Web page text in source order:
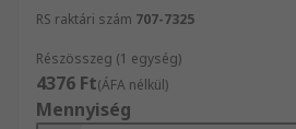
RS raktári szám 707-7325
Részösszeg (1 egység)
4376 Ft(ÁFA nélkül)
Mennyiség